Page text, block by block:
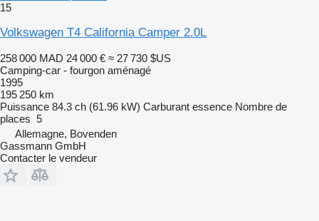
15
Volkswagen T4 California Camper 2.0L
258 000 MAD 24 000 € ≈ 27 730 $US
Camping-car - fourgon aménagé
1995
195 250 km
Puissance 84.3 ch (61.96 kW) Carburant essence Nombre de
places 5
Allemagne, Bovenden
Gassmann GmbH
Contacter le vendeur